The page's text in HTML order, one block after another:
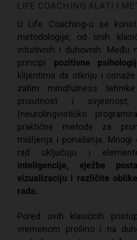
LIFE COACHING ALATI I
U Life Coaching-u se
metodologije, od onih
intuitivnih i duhovnih. Među
principi pozitivne
klijentima da otkriju i
zatim mindfulness
prisutnost i
(neurolingvističko
praktične metode za
mišljenja i ponašanja.
rad uključuju i
inteligencije, vježbe
vizualizaciju i različite
rada.
Pored ovih klasičnih
vremenom proširio i na